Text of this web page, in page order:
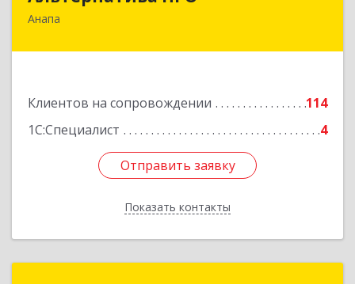
Анапа
Клиентов на сопровождении
114
1С:Специалист
4
Отправить заявку
Показать контакты
353450, Краснодарский край, Анапский р-н,
Отправить заявку
Назад